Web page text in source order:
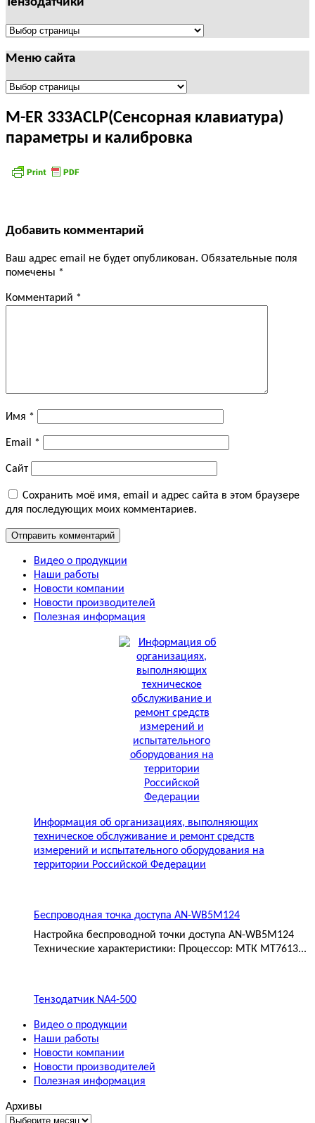
МАССА-
Тензодатчики
Меню сайта
Меню
M-ER 333ACLP(Сенсорная клавиатура)
параметры и калибровка
Добавить комментарий
Ваш адрес email не будет опубликован. Обязательные поля
помечены *
Комментарий *
Имя *
Email *
Сайт
Сохранить моё имя, email и адрес сайта в этом браузере
для последующих моих комментариев.
Видео о продукции
Наши работы
Новости компании
Новости производителей
Полезная информация
Информация об организациях, выполняющих
техническое обслуживание и ремонт средств
измерений и испытательного оборудования на
территории Российской Федерации
Беспроводная точка доступа AN-WB5M124
Настройка беспроводной точки доступа AN-WB5M124
Технические характеристики: Процессор: МТК MT7613...
Тензодатчик NA4-500
Видео о продукции
Наши работы
Новости компании
Новости производителей
Полезная информация
Архивы